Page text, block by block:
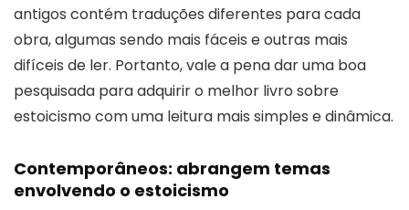
antigos contém traduções diferentes para cada
obra, algumas sendo mais fáceis e outras mais
difíceis de ler. Portanto, vale a pena dar uma boa
pesquisada para adquirir o melhor livro sobre
estoicismo com uma leitura mais simples e dinâmica.
Contemporâneos: abrangem temas
envolvendo o estoicismo